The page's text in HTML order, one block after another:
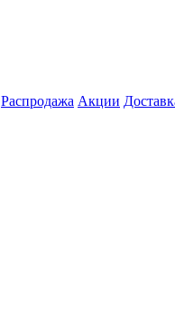
Распродажа Акции